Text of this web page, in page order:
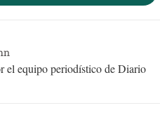
el equipo periodístico de Diario